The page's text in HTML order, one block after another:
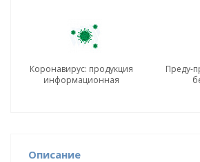
Коронавирус: продукция
информационная
Преду-
Описание